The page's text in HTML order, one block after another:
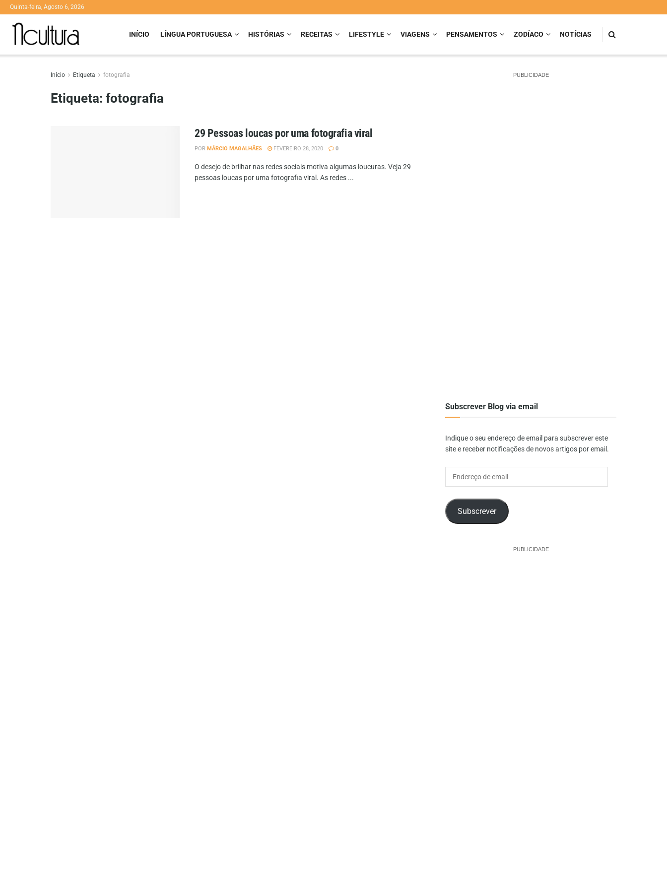
Quinta-feira, Agosto 6, 2026
INÍCIO LÍNGUA PORTUGUESA HISTÓRIAS RECEITAS LIFESTYLE VIAGENS PENSAMENTOS ZODÍACO NOTÍCIAS
Início Etiqueta fotografia
Etiqueta: fotografia
29 Pessoas loucas por uma fotografia viral
POR MÁRCIO MAGALHÃES FEVEREIRO 28, 2020 0
O desejo de brilhar nas redes sociais motiva algumas loucuras. Veja 29
pessoas loucas por uma fotografia viral. As redes ...
PUBLICIDADE
Subscrever Blog via email
Indique o seu endereço de email para subscrever este
site e receber notificações de novos artigos por email.
Subscrever
PUBLICIDADE